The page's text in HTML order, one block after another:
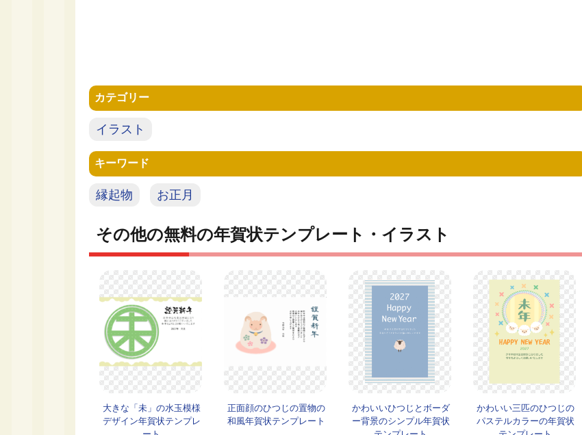
カテゴリー
イラスト
キーワード
縁起物 お正月
その他の無料の年賀状テンプレート・イラスト
大きな「未」の水玉模様
デザイン年賀状テンプレ
正面顔のひつじの置物の
和風年賀状テンプレート
かわいいひつじとボーダ
ー背景のシンプル年賀状
かわいい三匹のひつじの
パステルカラーの年賀状